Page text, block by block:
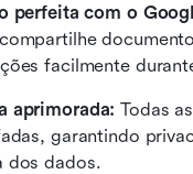
perfeita com o
facilmente
aprimorada: Todas
garantindo
dos dados.